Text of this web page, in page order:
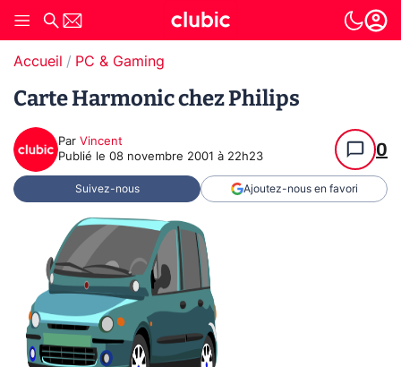
Accueil PC & Gaming
Carte Harmonic chez Philips
Par Vincent
Publié le 08 novembre 2001 à 22h23 0
Suivez-nous Ajoutez-nous en favori